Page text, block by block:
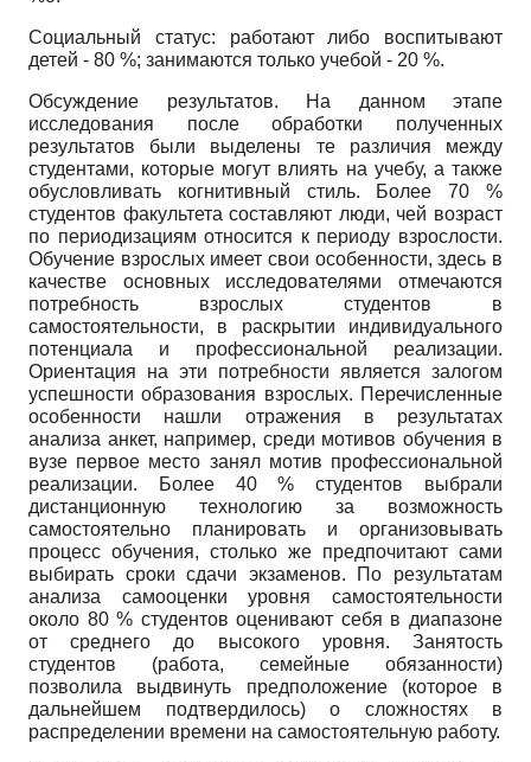
Социальный статус: работают либо воспитывают
детей - 80 %; занимаются только учебой - 20 %.
Обсуждение результатов. На данном этапе
исследования после обработки полученных
результатов были выделены те различия между
студентами, которые могут влиять на учебу, а также
обусловливать когнитивный стиль. Более 70 %
студентов факультета составляют люди, чей возраст
по периодизациям относится к периоду взрослости.
Обучение взрослых имеет свои особенности, здесь в
качестве основных исследователями отмечаются
потребность взрослых студентов в
самостоятельности, в раскрытии индивидуального
потенциала и профессиональной реализации.
Ориентация на эти потребности является залогом
успешности образования взрослых. Перечисленные
особенности нашли отражения в результатах
анализа анкет, например, среди мотивов обучения в
вузе первое место занял мотив профессиональной
реализации. Более 40 % студентов выбрали
дистанционную технологию за возможность
самостоятельно планировать и организовывать
процесс обучения, столько же предпочитают сами
выбирать сроки сдачи экзаменов. По результатам
анализа самооценки уровня самостоятельности
около 80 % студентов оценивают себя в диапазоне
от среднего до высокого уровня. Занятость
студентов (работа, семейные обязанности)
позволила выдвинуть предположение (которое в
дальнейшем подтвердилось) о сложностях в
распределении времени на самостоятельную работу.